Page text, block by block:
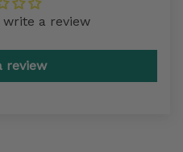
a review
review